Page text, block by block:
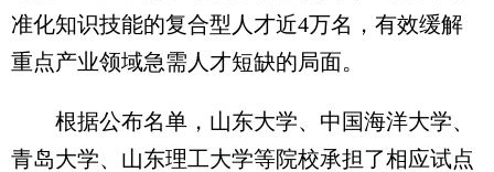
准化知识技能的复合型人才近4万名，有效缓解
重点产业领域急需人才短缺的局面。
根据公布名单，山东大学、中国海洋大学、
青岛大学、山东理工大学等院校承担了相应试点